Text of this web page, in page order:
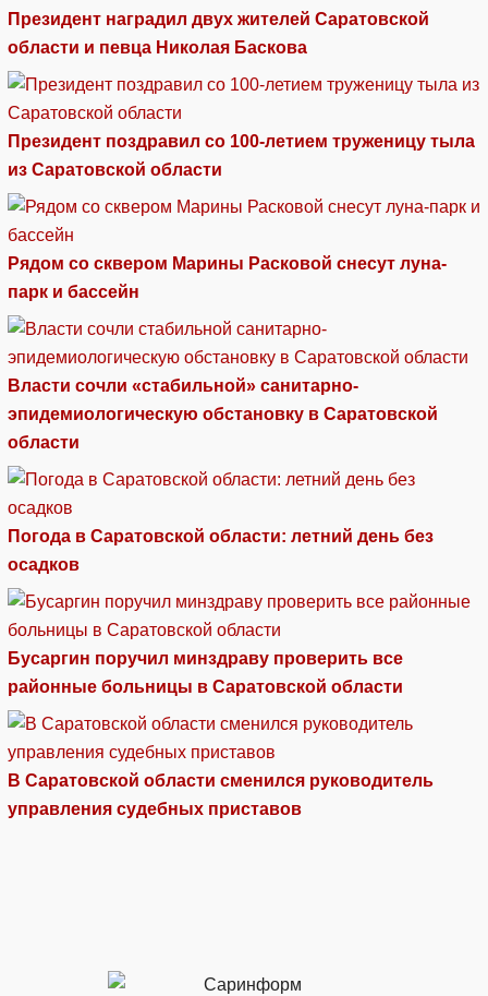
Президент наградил двух жителей Саратовской
области и певца Николая Баскова
Президент поздравил со 100-летием труженицу тыла
из Саратовской области
Рядом со сквером Марины Расковой снесут луна-
парк и бассейн
Власти сочли «стабильной» санитарно-
эпидемиологическую обстановку в Саратовской
области
Погода в Саратовской области: летний день без
осадков
Бусаргин поручил минздраву проверить все
районные больницы в Саратовской области
В Саратовской области сменился руководитель
управления судебных приставов